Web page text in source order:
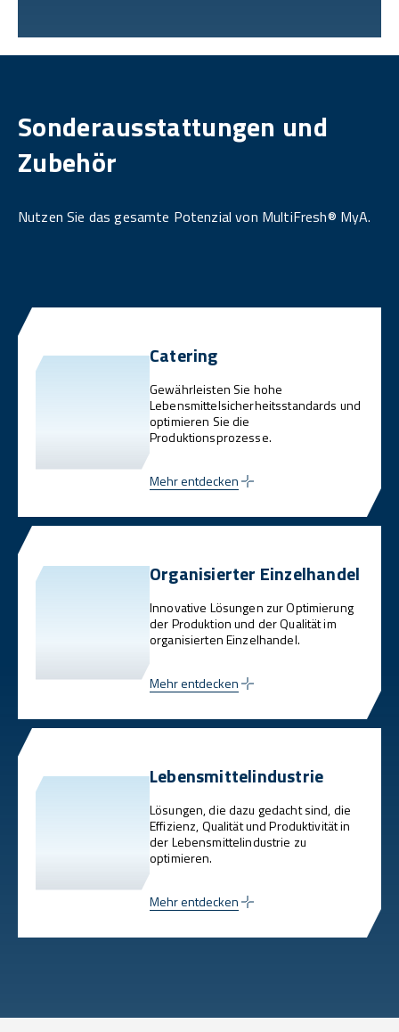
Sonderausstattungen und
Zubehör
Nutzen Sie das gesamte Potenzial von MultiFresh® MyA.
Catering
Gewährleisten Sie hohe
Lebensmittelsicherheitsstandards und
optimieren Sie die
Produktionsprozesse.
Mehr entdecken
Organisierter Einzelhandel
Innovative Lösungen zur Optimierung
der Produktion und der Qualität im
organisierten Einzelhandel.
Mehr entdecken
Lebensmittelindustrie
Lösungen, die dazu gedacht sind, die
Effizienz, Qualität und Produktivität in
der Lebensmittelindustrie zu
optimieren.
Mehr entdecken